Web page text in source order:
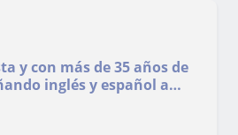
y con más de 35 años de
inglés y español a
edades y niveles.